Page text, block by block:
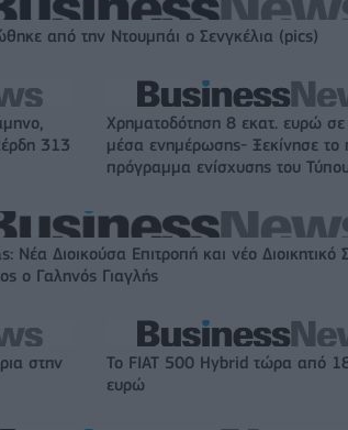
από την Ντουμπάι ο Σενγκέλια (pics)
313
Χρηματοδότηση 8 εκατ. ευρώ
μέσα ενημέρωσης- Ξεκίνησε το
πρόγραμμα ενίσχυσης του
Νέα Διοικούσα Επιτροπή και νέο Διοικητικό
ο Γαληνός Γιαγλής
στην
Το FIAT 500 Hybrid τώρα από
ευρώ